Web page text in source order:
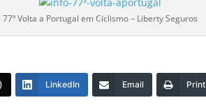
77ª Volta a Portugal em Ciclismo – Liberty Seguros
LinkedIn Email Print